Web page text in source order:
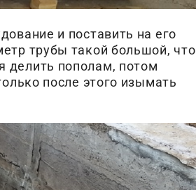
и поставить на его
трубы такой большой, что
делить пополам, потом
после этого изымать